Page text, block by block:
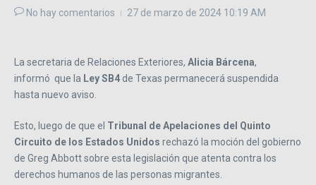
No hay comentarios 27 de marzo de 2024 10:19 AM
La secretaria de Relaciones Exteriores, Alicia Bárcena,
informó que la LeySB4 de Texas permanecerá suspendida
hasta nuevo aviso.
Esto, luego de que el Tribunal de Apelaciones del Quinto
Circuito de los Estados Unidos rechazó la moción del gobierno
de Greg Abbott sobre esta legislación que atenta contra los
derechos humanos de las personas migrantes.